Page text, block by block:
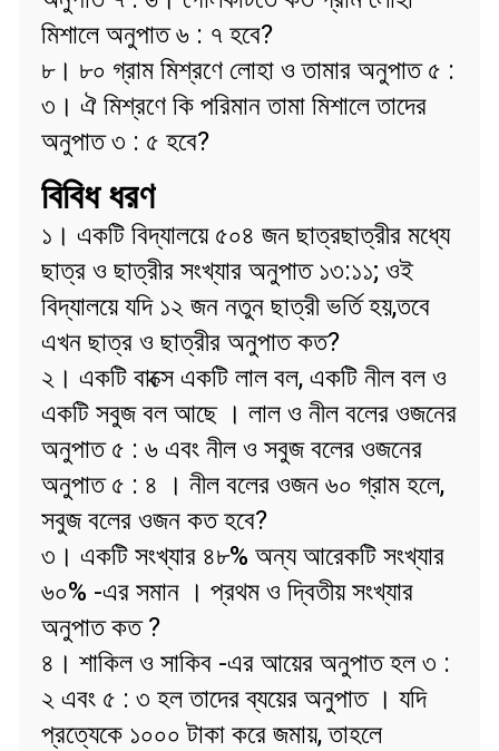
মিশালে অনুপাত ৬ : ৭ হবে?
৮। ৮০ গ্রাম মিশ্রণে লোহা ও তামার অনুপাত ৫ :
৩। ঐ মিশ্রণে কি পরিমান তামা মিশালে তাদের
অনুপাত ৩ : ৫ হবে?
বিবিধ ধরণ
১। একটি বিদ্যালয়ে ৫০৪ জন ছাত্রছাত্রীর মধ্যে
ছাত্র ও ছাত্রীর সংখ্যার অনুপাত ১৩:১১; ওই
বিদ্যালয়ে যদি ১২ জন নতুন ছাত্রী ভর্তি হয়,তবে
এখন ছাত্র ও ছাত্রীর অনুপাত কত?
২। একটি বাক্সে একটি লাল বল, একটি নীল বল ও
একটি সবুজ বল আছে । লাল ও নীল বলের ওজনের
অনুপাত ৫ : ৬ এবং নীল ও সবুজ বলের ওজনের
অনুপাত ৫ : ৪ । নীল বলের ওজন ৬০ গ্রাম হলে,
সবুজ বলের ওজন কত হবে?
৩। একটি সংখ্যার ৪৮% অন্য আরেকটি সংখ্যার
৬০% -এর সমান । প্রথম ও দ্বিতীয় সংখ্যার
অনুপাত কত ?
৪। শাকিল ও সাকিব -এর আয়ের অনুপাত হল ৩ :
২ এবং ৫ : ৩ হল তাদের ব্যয়ের অনুপাত । যদি
প্রত্যেকে ১০০০ টাকা করে জমায়, তাহলে